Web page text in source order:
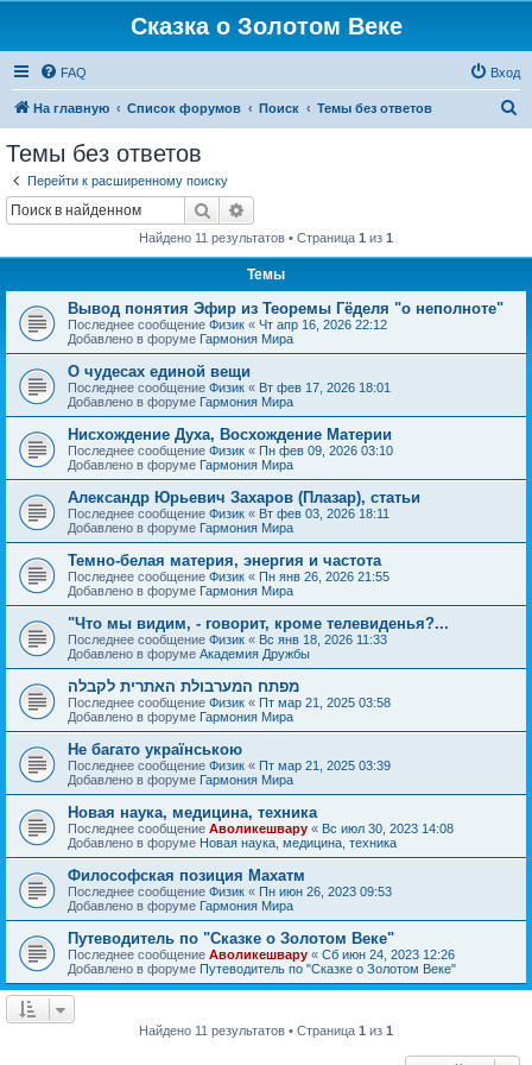
Сказка о Золотом Веке
FAQ Вход
На главную Список форумов Поиск Темы без ответов
Темы без ответов
Перейти к расширенному поиску
Поиск
Найдено 11 результатов • Страница 1 из 1
Темы
Вывод понятия Эфир из Теоремы Гёделя "о неполноте"
Последнее сообщение Физик « Чт апр 16, 2026 22:12
Добавлено в форуме Гармония Мира
О чудесах единой вещи
Последнее сообщение Физик « Вт фев 17, 2026 18:01
Добавлено в форуме Гармония Мира
Нисхождение Духа, Восхождение Материи
Последнее сообщение Физик « Пн фев 09, 2026 03:10
Добавлено в форуме Гармония Мира
Александр Юрьевич Захаров (Плазар), статьи
Последнее сообщение Физик « Вт фев 03, 2026 18:11
Добавлено в форуме Гармония Мира
Темно-белая материя, энергия и частота
Последнее сообщение Физик « Пн янв 26, 2026 21:55
Добавлено в форуме Гармония Мира
"Что мы видим, - говорит, кроме телевиденья?...
Последнее сообщение Физик « Вс янв 18, 2026 11:33
Добавлено в форуме Академия Дружбы
מפתח המערבולת האתרית לקבלה
Последнее сообщение Физик « Пт мар 21, 2025 03:58
Добавлено в форуме Гармония Мира
Не багато українською
Последнее сообщение Физик « Пт мар 21, 2025 03:39
Добавлено в форуме Гармония Мира
Новая наука, медицина, техника
Последнее сообщение Аволикешвару « Вс июл 30, 2023 14:08
Добавлено в форуме Новая наука, медицина, техника
Философская позиция Махатм
Последнее сообщение Физик « Пн июн 26, 2023 09:53
Добавлено в форуме Гармония Мира
Путеводитель по "Сказке о Золотом Веке"
Последнее сообщение Аволикешвару « Сб июн 24, 2023 12:26
Добавлено в форуме Путеводитель по "Сказке о Золотом Веке"
Найдено 11 результатов • Страница 1 из 1